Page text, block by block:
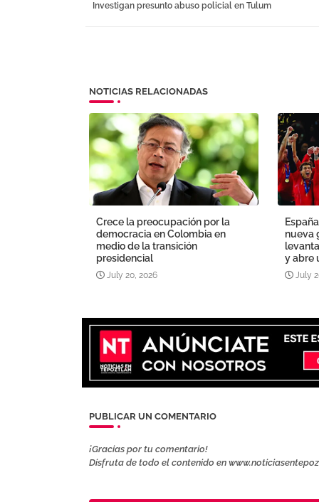
Investigan presunto abuso policial en Tulum
NOTICIAS RELACIONADAS
Crece la preocupación por la
democracia en Colombia en
medio de la transición
presidencial
July 20, 2026
nueva
y abre
July
PUBLICAR UN COMENTARIO
¡Gracias por tu comentario!
Disfruta de todo el contenido en